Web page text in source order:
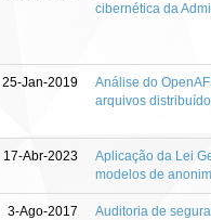
cibernética da
25-Jan-2019
Análise do
arquivos
17-Abr-2023
Aplicação da Lei
modelos de
3-Ago-2017 Auditoria de